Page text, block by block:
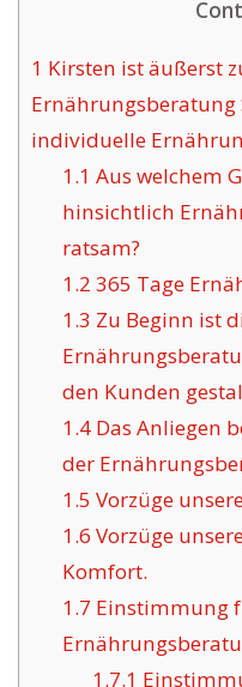
1 Kirsten ist äußerst
Ernährungsberatung
individuelle
1.1 Aus welchem
hinsichtlich
ratsam?
1.2 365 Tage
1.3 Zu Beginn ist
den Kunden
1.4Das Anliegen
der
1.5 Vorzüge
1.6 Vorzüge
Komfort.
1.7 Einstimmung
1.7.1